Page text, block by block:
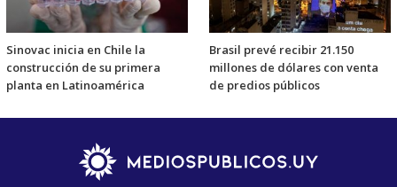
Sinovac inicia en Chile la
construcción de su primera
planta en Latinoamérica
Brasil prevé recibir 21.150
millones de dólares con venta
de predios públicos